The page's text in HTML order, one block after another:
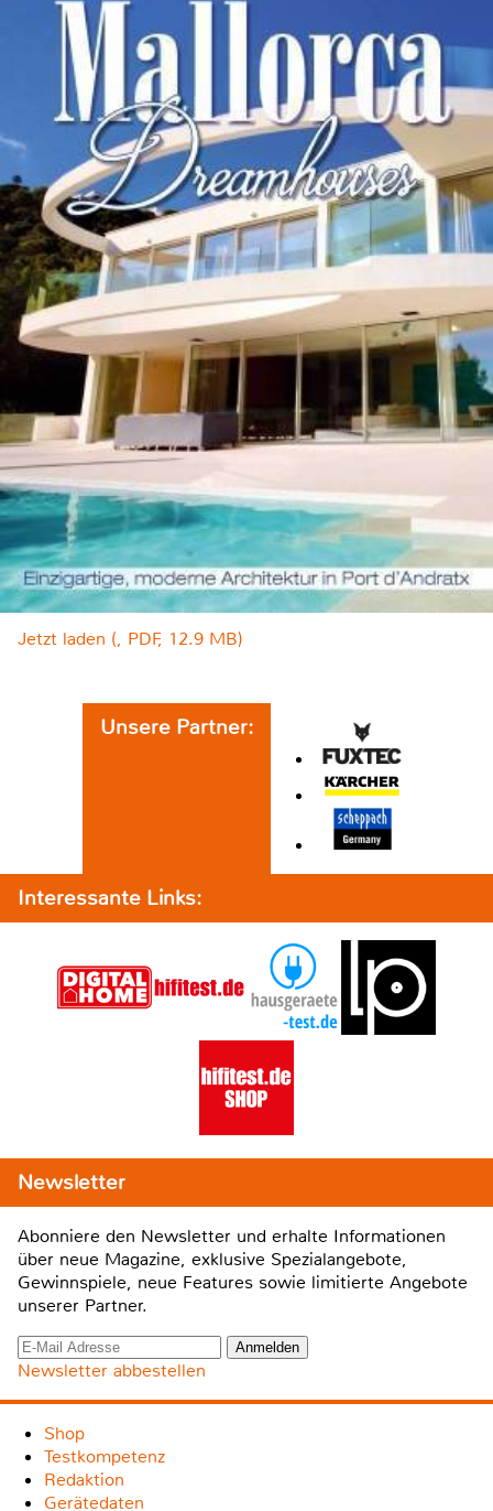
Jetzt laden (, PDF, 12.9 MB)
Unsere Partner:
Interessante Links:
Newsletter
Abonniere den Newsletter und erhalte Informationen
über neue Magazine, exklusive Spezialangebote,
Gewinnspiele, neue Features sowie limitierte Angebote
unserer Partner.
Newsletter abbestellen
Shop
Testkompetenz
Redaktion
Gerätedaten